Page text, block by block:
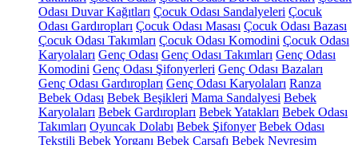
Odası Duvar Kağıtları Çocuk Odası Sandalyeleri Çocuk
Odası Gardıropları Çocuk Odası Masası Çocuk Odası Bazası
Çocuk Odası Takımları Çocuk Odası Komodini Çocuk Odası
Karyolaları Genç Odası Genç Odası Takımları Genç Odası
Komodini Genç Odası Şifonyerleri Genç Odası Bazaları
Genç Odası Gardıropları Genç Odası Karyolaları Ranza
Bebek Odası Bebek Beşikleri Mama Sandalyesi Bebek
Karyolaları Bebek Gardıropları Bebek Yatakları Bebek Odası
Takımları Oyuncak Dolabı Bebek Şifonyer Bebek Odası
Tekstili Bebek Yorganı Bebek Çarşafı Bebek Nevresim